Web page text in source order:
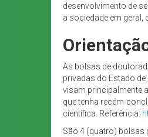
desenvolvimento de
a sociedade em geral,
As bolsas de
privadas do Estado
visam principalmente
que tenha recém-
científica. Referência:
São 4 (quatro) bolsas